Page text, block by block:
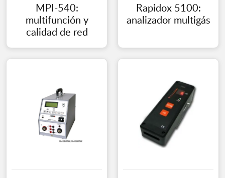
MPI-540:
multifunción y
calidad de red
Rapidox 5100:
analizador multigás